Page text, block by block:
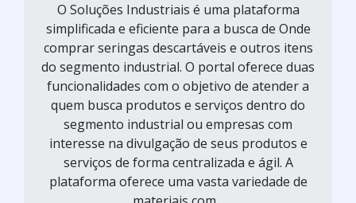
O Soluções Industriais é uma plataforma
simplificada e eficiente para a busca de Onde
comprar seringas descartáveis e outros itens
do segmento industrial. O portal oferece duas
funcionalidades com o objetivo de atender a
quem busca produtos e serviços dentro do
segmento industrial ou empresas com
interesse na divulgação de seus produtos e
serviços de forma centralizada e ágil. A
plataforma oferece uma vasta variedade de